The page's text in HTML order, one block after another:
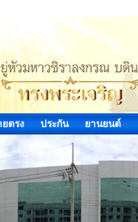
ตรง ประกัน ยานยนต์